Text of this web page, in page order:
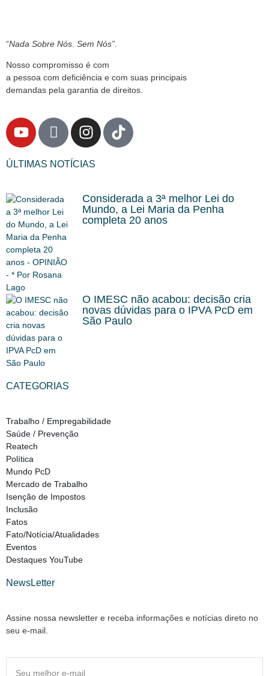
“Nada Sobre Nós. Sem Nós”
Nosso compromisso é com
a pessoa com deficiência e com suas principais
demandas pela garantia de direitos.
ÚLTIMAS NOTÍCIAS
Considerada a 3ª melhor Lei do
Mundo, a Lei Maria da Penha
completa 20 anos
O IMESC não acabou: decisão cria
novas dúvidas para o IPVA PcD em
São Paulo
CATEGORIAS
Trabalho / Empregabilidade
Saúde / Prevenção
Reatech
Política
Mundo PcD
Mercado de Trabalho
Isenção de Impostos
Inclusão
Fatos
Fato/Notícia/Atualidades
Eventos
Destaques YouTube
NewsLetter
Assine nossa newsletter e receba informações e notícias direto no
seu e-mail.